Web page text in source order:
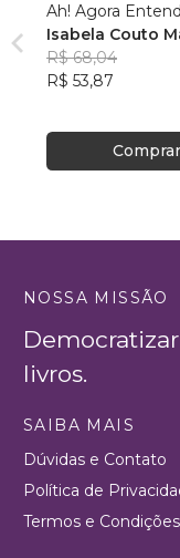
Ah! Agora
Isabela Couto
R$ 68,04
R$ 53,87
Comprar
NOSSA MISSÃO
livros.
SAIBA MAIS
Dúvidas e Contato
Política de
Termos e